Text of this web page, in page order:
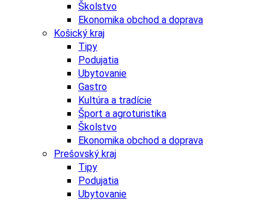
Školstvo
Ekonomika obchod a doprava
Košický kraj
Tipy
Podujatia
Ubytovanie
Gastro
Kultúra a tradície
Šport a agroturistika
Školstvo
Ekonomika obchod a doprava
Prešovský kraj
Tipy
Podujatia
Ubytovanie